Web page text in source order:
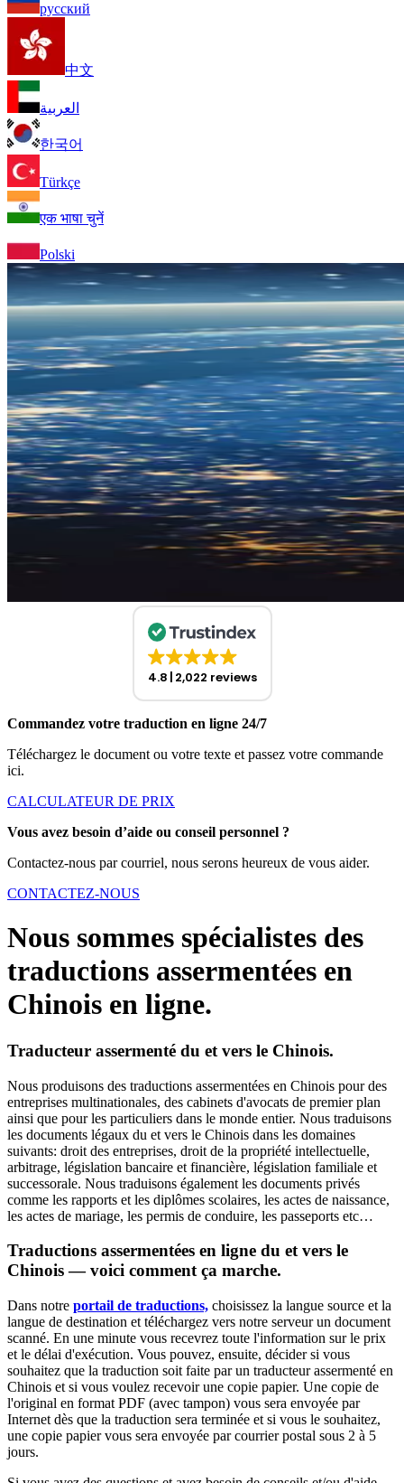
русский
中文
العربية
한국어
Türkçe
एक भाषा चुनें
Polski
4.8 2,022 reviews
Commandez votre traduction en ligne 24/7
Téléchargez le document ou votre texte et passez votre commande
ici.
CALCULATEUR DE PRIX
Vous avez besoin d’aide ou conseil personnel ?
Contactez-nous par courriel, nous serons heureux de vous aider.
CONTACTEZ-NOUS
Nous sommes spécialistes des
traductions assermentées en
Chinois en ligne.
Traducteur assermenté du et vers le Chinois.
Nous produisons des traductions assermentées en Chinois pour des
entreprises multinationales, des cabinets d'avocats de premier plan
ainsi que pour les particuliers dans le monde entier. Nous traduisons
les documents légaux du et vers le Chinois dans les domaines
suivants: droit des entreprises, droit de la propriété intellectuelle,
arbitrage, législation bancaire et financière, législation familiale et
successorale. Nous traduisons également les documents privés
comme les rapports et les diplômes scolaires, les actes de naissance,
les actes de mariage, les permis de conduire, les passeports etc…
Traductions assermentées en ligne du et vers le
Chinois — voici comment ça marche.
Dans notre portail de traductions, choisissez la langue source et la
langue de destination et téléchargez vers notre serveur un document
scanné. En une minute vous recevrez toute l'information sur le prix
et le délai d'exécution. Vous pouvez, ensuite, décider si vous
souhaitez que la traduction soit faite par un traducteur assermenté en
Chinois et si vous voulez recevoir une copie papier. Une copie de
l'original en format PDF (avec tampon) vous sera envoyée par
Internet dès que la traduction sera terminée et si vous le souhaitez,
une copie papier vous sera envoyée par courrier postal sous 2 à 5
jours.